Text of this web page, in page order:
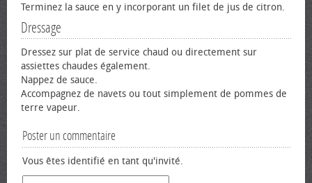
Terminez la sauce en y incorporant un filet de jus de citron.
Dressage
Dressez sur plat de service chaud ou directement sur
assiettes chaudes également.
Nappez de sauce.
Accompagnez de navets ou tout simplement de pommes de
terre vapeur.
Poster un commentaire
Vous êtes identifié en tant qu'invité.